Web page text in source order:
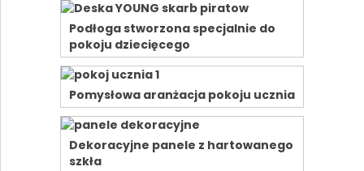
Podłoga stworzona specjalnie do
pokoju dziecięcego
Pomysłowa aranżacja pokoju ucznia
Dekoracyjne panele z hartowanego
szkła